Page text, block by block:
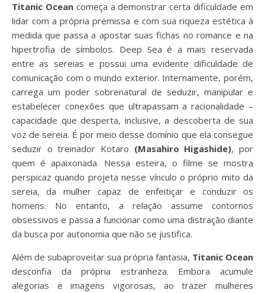
Titanic Ocean começa a demonstrar certa dificuldade em
lidar com a própria premissa e com sua riqueza estética à
medida que passa a apostar suas fichas no romance e na
hipertrofia de símbolos. Deep Sea é a mais reservada
entre as sereias e possui uma evidente dificuldade de
comunicação com o mundo exterior. Internamente, porém,
carrega um poder sobrenatural de seduzir, manipular e
estabelecer conexões que ultrapassam a racionalidade –
capacidade que desperta, inclusive, a descoberta de sua
voz de sereia. É por meio desse domínio que ela consegue
seduzir o treinador Kotaro (Masahiro Higashide), por
quem é apaixonada. Nessa esteira, o filme se mostra
perspicaz quando projeta nesse vínculo o próprio mito da
sereia, da mulher capaz de enfeitiçar e conduzir os
homens. No entanto, a relação assume contornos
obsessivos e passa a funcionar como uma distração diante
da busca por autonomia que não se justifica.
Além de subaproveitar sua própria fantasia, Titanic Ocean
desconfia da própria estranheza. Embora acumule
alegorias e imagens vigorosas, ao trazer mulheres